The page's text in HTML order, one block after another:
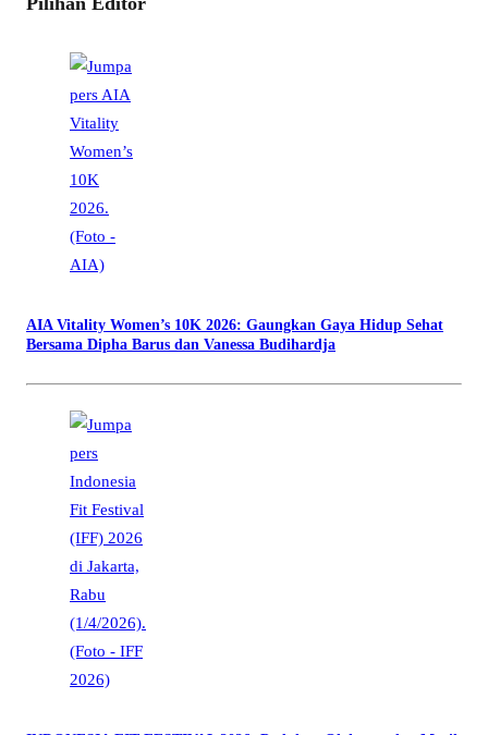
AIA Vitality Women’s 10K 2026: Gaungkan Gaya Hidup Sehat
Bersama Dipha Barus dan Vanessa Budihardja